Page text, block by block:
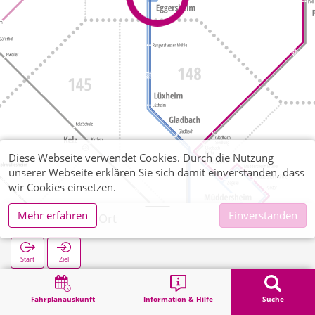
Fahrplanauskunft Information & Hilfe Suche
Eggersheim Ort
Start Ziel
Eggersheim Ort
Diese Webseite verwendet Cookies. Durch die Nutzung
unserer Webseite erklären Sie sich damit einverstanden, dass
wir Cookies einsetzen.
Mehr erfahren
Einverstanden